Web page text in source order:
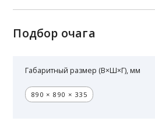
Подбор очага
Габаритный размер (В×Ш×Г), мм
890 × 890 × 335